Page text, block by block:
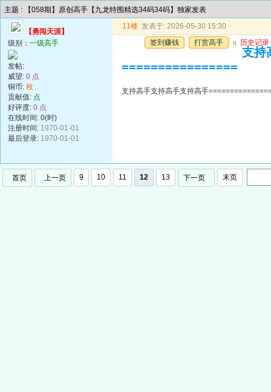
主题 : 【058期】原创高手【九龙特围精选34码34码】独家发表
【勇闯天涯】
级别： 一级高手
发帖:
威望: 0 点
铜币: 枚
贡献值: 点
好评度: 0 点
在线时间: 0(时)
注册时间: 1970-01-01
最后登录: 1970-01-01
11楼 发表于: 2026-05-30 15:30
签到赚钱
打赏高手 u 历史记录
支持
================
支持高手支持高手支持高手
首页 上一页 9 10 11 12 13 下一页 末页